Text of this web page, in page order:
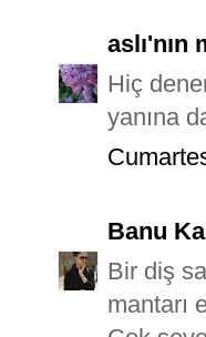
aslı'nın
Hiç
yanına
Banu
Bir diş
mantarı